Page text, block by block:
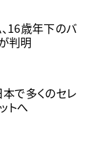
16歳年下のバ
判明
本で多くのセレ
トへ